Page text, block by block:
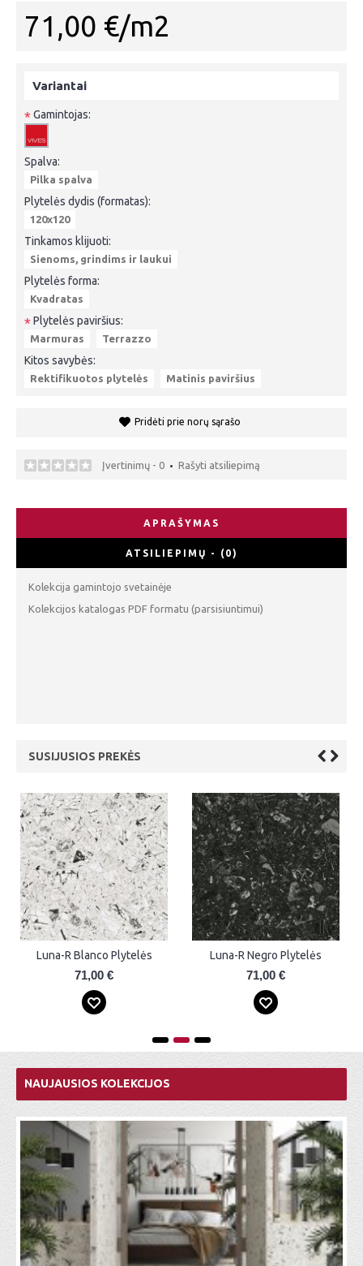
71,00 €/m2
Variantai
*Gamintojas:
Spalva:
Pilka spalva
Plytelės dydis (formatas):
120x120
Tinkamos klijuoti:
Sienoms, grindims ir laukui
Plytelės forma:
Kvadratas
*Plytelės paviršius:
Marmuras Terrazzo
Kitos savybės:
Rektifikuotos plytelės Matinis paviršius
Pridėti prie norų sąrašo
Įvertinimų - 0 • Rašyti atsiliepimą
APRAŠYMAS
ATSILIEPIMŲ - (0)
Kolekcija gamintojo svetainėje
Kolekcijos katalogas PDF formatu (parsisiuntimui)
SUSIJUSIOS PREKĖS
New York-R Blanco Plytelės
76,00 €
Stravaganza-R Blanco 45x120 Plytelės
59,00 €
NAUJAUSIOS KOLEKCIJOS